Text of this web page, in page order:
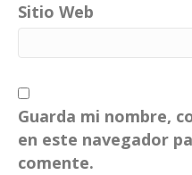
Sitio Web
Guarda mi nombre,
en este navegador
comente.